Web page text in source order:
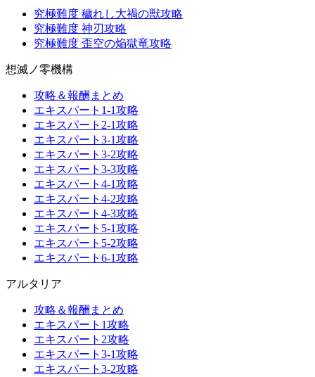
究極難度 穢れし大禍の獣攻略
究極難度 神刃攻略
究極難度 歪空の焔獄竜攻略
想滅ノ零機構
攻略＆報酬まとめ
エキスパート1-1攻略
エキスパート2-1攻略
エキスパート3-1攻略
エキスパート3-2攻略
エキスパート3-3攻略
エキスパート4-1攻略
エキスパート4-2攻略
エキスパート4-3攻略
エキスパート5-1攻略
エキスパート5-2攻略
エキスパート6-1攻略
アルタリア
攻略＆報酬まとめ
エキスパート1攻略
エキスパート2攻略
エキスパート3-1攻略
エキスパート3-2攻略